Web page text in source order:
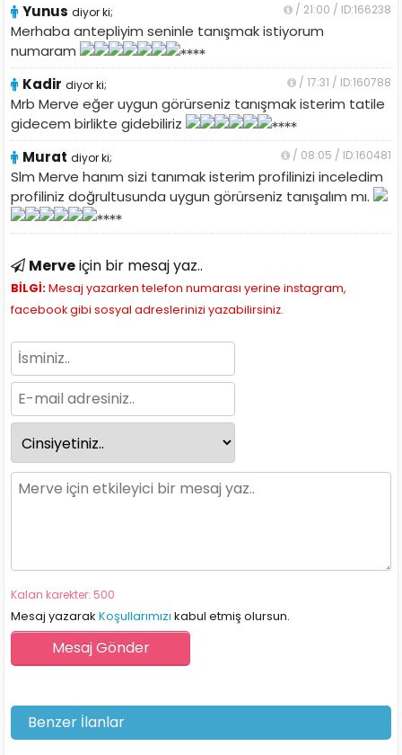
Yunus diyor ki; / 21:00 / ID:166238
Merhaba antepliyim seninle tanışmak istiyorum
numaram
Kadir diyor ki; / 17:31 / ID:160788
Mrb Merve eğer uygun görürseniz tanışmak isterim tatile
gidecem birlikte gidebiliriz
Murat diyor ki; / 08:05 / ID:160481
Slm Merve hanım sizi tanımak isterim profilinizi inceledim
profiliniz doğrultusunda uygun görürseniz tanışalım mı.
Merveiçin bir mesaj yaz..
BİLGİ:Mesaj yazarken telefon numarası yerine instagram,
facebook gibi sosyal adreslerinizi yazabilirsiniz.
Kalan karekter: 500
Mesaj yazarakKoşullarımızı kabul etmiş olursun.
Benzer İlanlar